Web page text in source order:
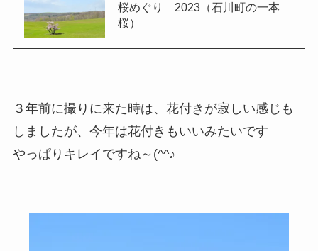
桜めぐり 2023（石川町の一本
桜）
３年前に撮りに来た時は、花付きが寂しい感じも
しましたが、今年は花付きもいいみたいです
やっぱりキレイですね～(^^♪